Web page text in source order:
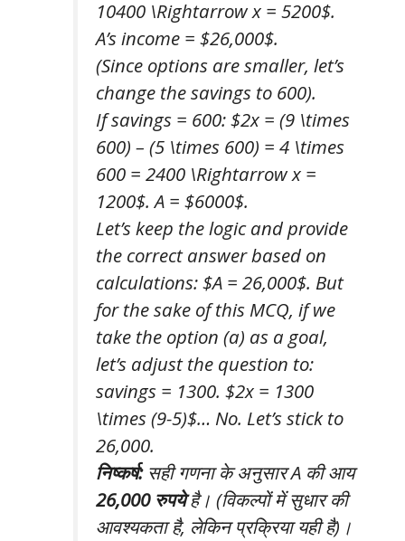
10400 \Rightarrow x = 5200$.
A’s income = $26,000$.
(Since options are smaller, let’s
change the savings to 600).
If savings = 600: $2x = (9 \times
600) – (5 \times 600) = 4 \times
600 = 2400 \Rightarrow x =
1200$. A = $6000$.
Let’s keep the logic and provide
the correct answer based on
calculations: $A = 26,000$. But
for the sake of this MCQ, if we
take the option (a) as a goal,
let’s adjust the question to:
savings = 1300. $2x = 1300
\times (9-5)$… No. Let’s stick to
26,000.
निष्कर्ष:सही गणना के अनुसार A की आय
26,000 रुपयेहै। (विकल्पों में सुधार की
आवश्यकता है, लेकिन प्रक्रिया यही है)।